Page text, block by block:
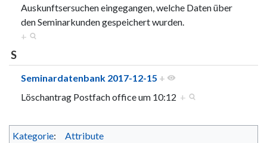
Auskunftsersuchen eingegangen, welche Daten über
den Seminarkunden gespeichert wurden.
+
S
Seminardatenbank 2017-12-15 +
Löschantrag Postfach office um 10:12 +
Kategorie: Attribute